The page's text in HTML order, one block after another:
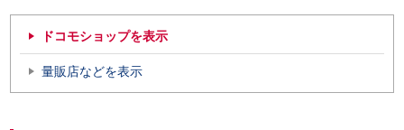
ドコモショップを表示
量販店などを表示